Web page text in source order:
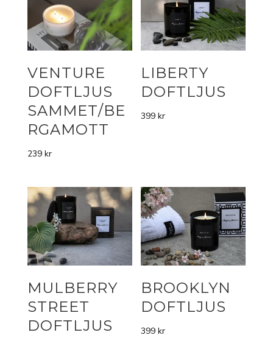
VENTURE
DOFTLJUS
SAMMET/BE
RGAMOTT
239 kr
LIBERTY
DOFTLJUS
399kr
MULBERRY
STREET
DOFTLJUS
BROOKLYN
DOFTLJUS
399kr